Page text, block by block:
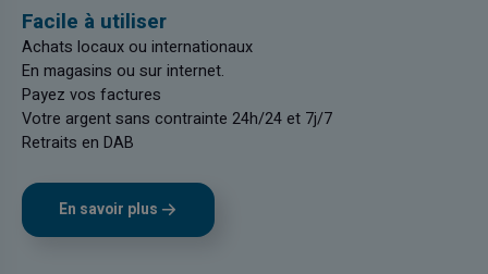
Facile à utiliser
Achats locaux ou internationaux
En magasins ou sur internet.
Payez vos factures
Votre argent sans contrainte 24h/24 et 7j/7
Retraits en DAB
En savoir plus